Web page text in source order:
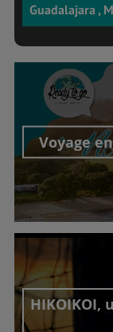
Guadalajara ,
Voyage
HIKOIKOI,